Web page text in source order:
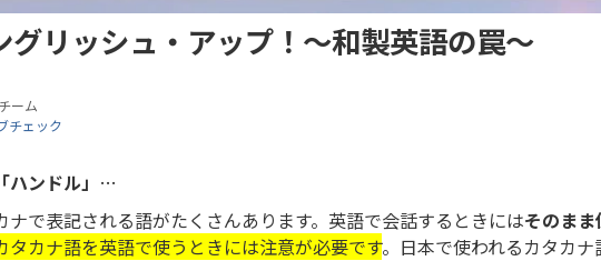
グリッシュ・アップ！～和製英語の罠～
ーム
チェック
ンドル」 …
で表記される語がたくさんあります。英語で会話するときにはそのまま
タカナ語を英語で使うときには注意が必要です。日本で使われるカタカナ